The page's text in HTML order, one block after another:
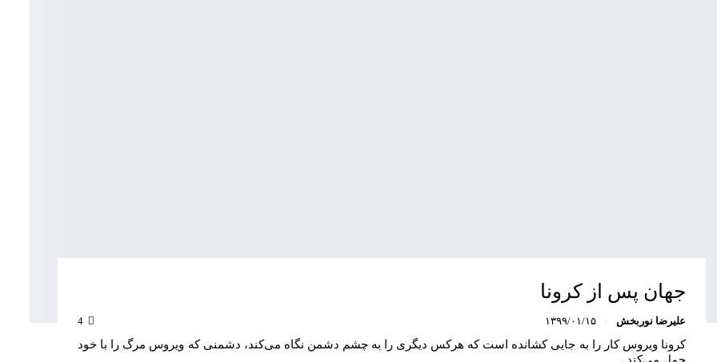
جهان پس از کرونا
علیرضا نوربخش ۱۳۹۹/۰۱/۱۵
کرونا ویروس کار را به جایی کشانده است که هرکس دیگری را به چشم دشمن نگاه می‌کند، دشمنی که ویروس مرگ را با خود